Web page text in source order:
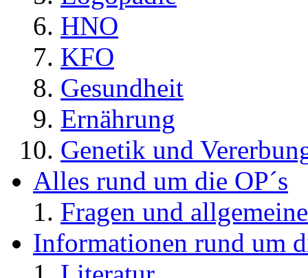
HNO
KFO
Gesundheit
Ernährung
Genetik und
Alles rund um die OP´s
Fragen und
Informationen rund um